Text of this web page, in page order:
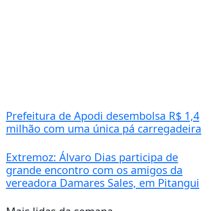
Prefeitura de Apodi desembolsa R$ 1,4
milhão com uma única pá carregadeira
Extremoz: Álvaro Dias participa de
grande encontro com os amigos da
vereadora Damares Sales, em Pitangui